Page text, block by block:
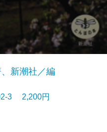
新潮社／編
3 2,200円